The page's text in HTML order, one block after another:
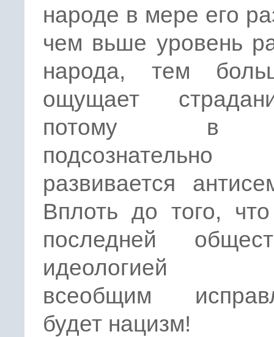
народе в мере его
чем вьше уровень
народа, тем
ощущает
потому в
подсознательно
развивается
Вплоть до того,
последней
идеологией
всеобщим
будет нацизм!